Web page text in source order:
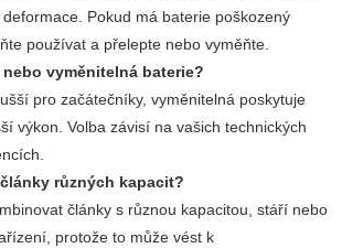
Pokud má baterie poškozený
používat a přelepte nebo vyměňte.
vyměnitelná baterie?
pro začátečníky, vyměnitelná poskytuje
výkon. Volba závisí na vašich technických
různých kapacit?
články s různou kapacitou, stáří nebo
protože to může vést k